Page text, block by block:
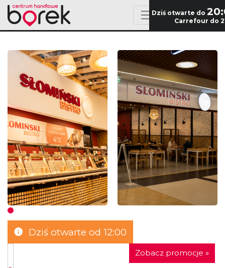
Dziś otwarte do
Carrefour do
Dziś otwarte od 12:00
Zobacz promocje »